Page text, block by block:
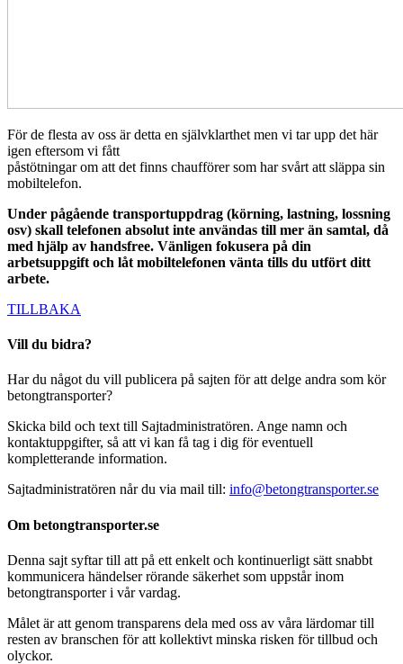
För de flesta av oss är detta en självklarthet men vi tar upp det här
igen eftersom vi fått
påstötningar om att det finns chaufförer som har svårt att släppa sin
mobiltelefon.
Under pågående transportuppdrag (körning, lastning, lossning
osv) skall telefonen absolut inte användas till mer än samtal, då
med hjälp av handsfree. Vänligen fokusera på din
arbetsuppgift och låt mobiltelefonen vänta tills du utfört ditt
arbete.
TILLBAKA
Vill du bidra?
Har du något du vill publicera på sajten för att delge andra som kör
betongtransporter?
Skicka bild och text till Sajtadministratören. Ange namn och
kontaktuppgifter, så att vi kan få tag i dig för eventuell
kompletterande information.
Sajtadministratören når du via mail till: info@betongtransporter.se
Om betongtransporter.se
Denna sajt syftar till att på ett enkelt och kontinuerligt sätt snabbt
kommunicera händelser rörande säkerhet som uppstår inom
betongtransporter i vår vardag.
Målet är att genom transparens dela med oss av våra lärdomar till
resten av branschen för att kollektivt minska risken för tillbud och
olyckor.